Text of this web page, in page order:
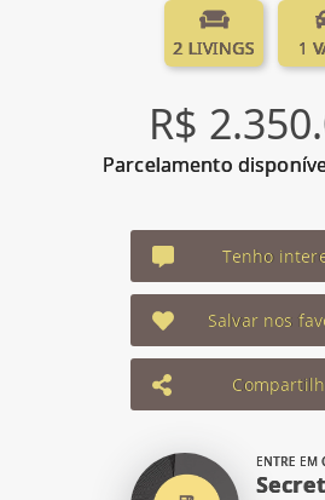
2 LIVINGS 1
R$
Parcelamento
Tenho
Salvar nos
ENTRE EM